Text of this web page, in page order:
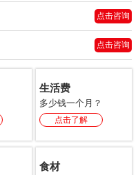
点击咨询
点击咨询
生活费
多少钱一个月？
点击了解
食材